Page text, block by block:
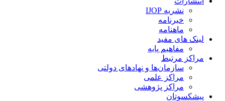
نشریه IJOP
خبرنامه
ماهنامه
لینک های مفید
مفاهیم پایه
مراکز مرتبط
سازمان‌ها و نهادهای دولتی
مراکز علمی
مراکز پژوهشی
پیشکسوتان